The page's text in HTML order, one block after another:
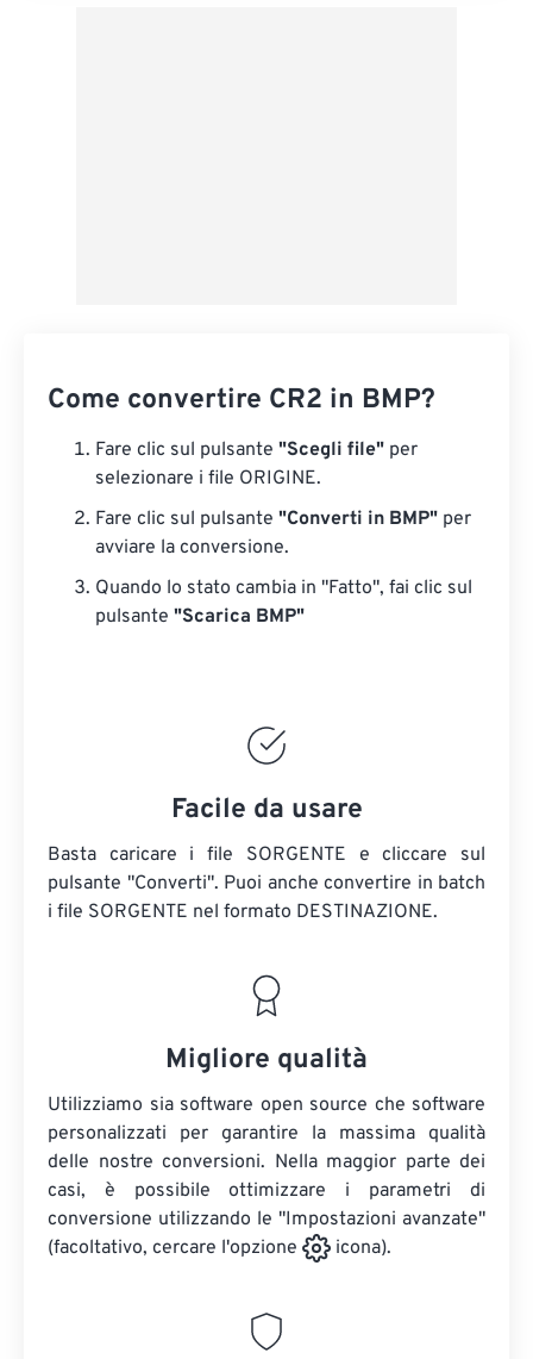
Come convertire CR2 in BMP?
Fare clic sul pulsante "Scegli file" per
selezionare i file ORIGINE.
Fare clic sul pulsante "Converti in BMP" per
avviare la conversione.
Quando lo stato cambia in "Fatto", fai clic sul
pulsante "Scarica BMP"
Facile da usare
Basta caricare i file SORGENTE e cliccare sul
pulsante "Converti". Puoi anche convertire in batch
i file SORGENTE nel formato DESTINAZIONE.
Migliore qualità
Utilizziamo sia software open source che software
personalizzati per garantire la massima qualità
delle nostre conversioni. Nella maggior parte dei
casi, è possibile ottimizzare i parametri di
conversione utilizzando le "Impostazioni avanzate"
(facoltativo, cercare l'opzione
icona).